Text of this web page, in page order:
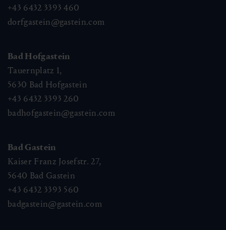
+43 6432 3393 460
dorfgastein@gastein.com
Bad Hofgastein
Tauernplatz 1,
5630 Bad Hofgastein
+43 6432 3393 260
badhofgastein@gastein.com
Bad Gastein
Kaiser Franz Josefstr. 27,
5640 Bad Gastein
+43 6432 3393 560
badgastein@gastein.com